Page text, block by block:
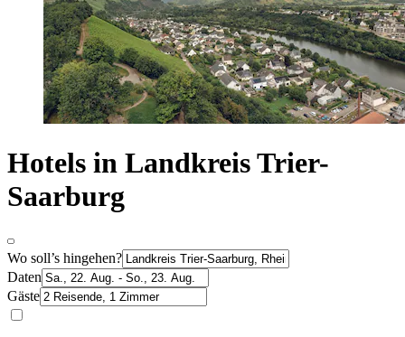
Hotels in Landkreis Trier-
Saarburg
Wo soll’s hingehen?
Daten
Gäste